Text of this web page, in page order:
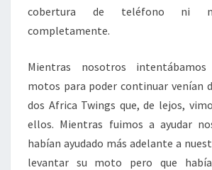
cobertura de teléfono ni
completamente.
Mientras nosotros
motos para poder continuar venían
dos Africa Twings que, de lejos,
ellos. Mientras fuimos a ayudar
habían ayudado más adelante a
levantar su moto pero que